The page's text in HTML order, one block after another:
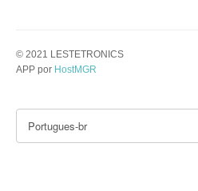
© 2021 LESTETRONICS
APP por HostMGR